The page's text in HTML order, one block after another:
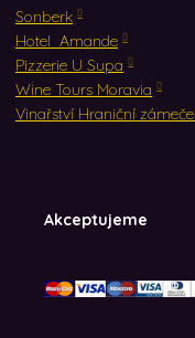
Sonberk
Hotel Amande
Pizzerie U Supa
Wine Tours Moravia
Vinařství Hraniční
Akceptujeme